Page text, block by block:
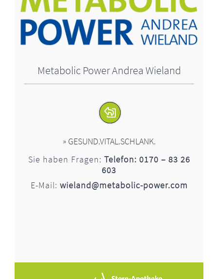
Metabolic Power Andrea Wieland
» GESUND.VITAL.SCHLANK.
Sie haben Fragen: Telefon: 0170 – 83 26
603
E-Mail: wieland@metabolic-power.com